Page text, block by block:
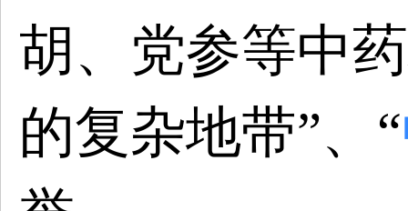
胡、党参等中
的复杂地带”、“